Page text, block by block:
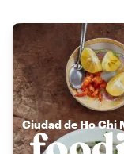
Ciudad de Ho Chi